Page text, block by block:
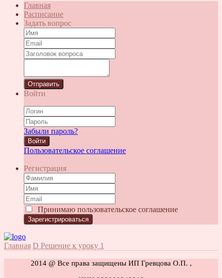
Главная
Расписание
Задать вопрос
Отправить
Войти
Забыли пароль?
Войти
Пользовательское соглашение
Регистрация
Принимаю пользовательское соглашение
Главная D Решение к уроку 1
2014 @ Все права защищены ИП Гревцова О.П. ,